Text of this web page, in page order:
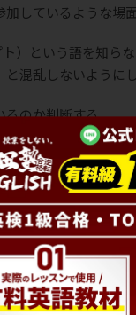
しているような場面
）という語を知ら
混乱しないように
るのか判断する
工場長から作業員な
のアイディアを求
ているのか、早期に
案内や店舗のセール